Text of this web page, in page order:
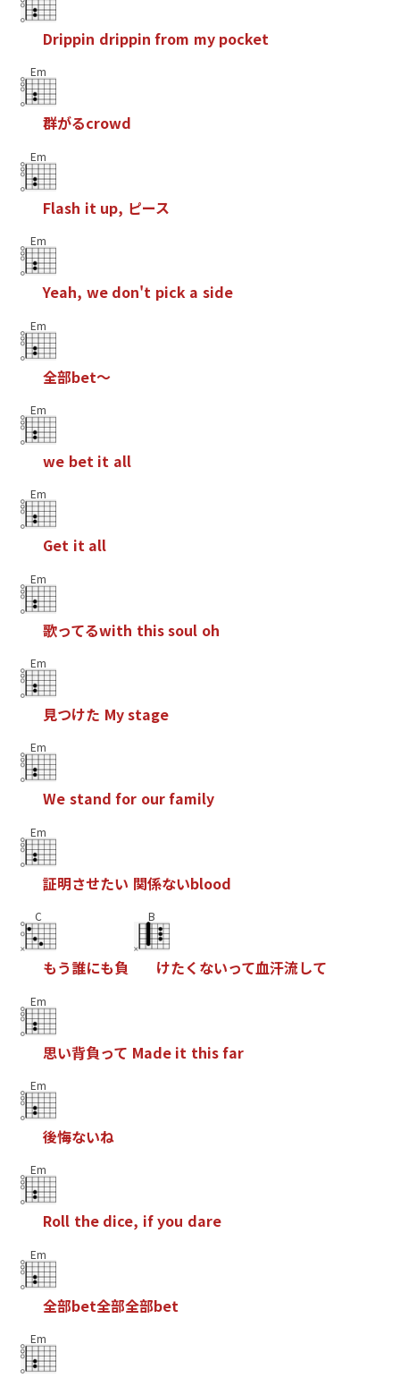
Drippin drippin from my pocket
Em
群がるcrowd
Em
Flash it up, ピース
Em
Yeah, we don't pick a side
Em
全部bet～
Em
we bet it all
Em
Get it all
Em
歌ってるwith thissoul oh
Em
見つけた Mystage
Em
We stand for ourfamily
Em
証明させたい 関係ないblood
C
もう誰にも負
B
けたく ないって血汗流して
Em
思い背負って Made it thisfar
Em
後悔ないね
Em
Roll the dice, ifyou dare
Em
全部bet全部全部bet
Em